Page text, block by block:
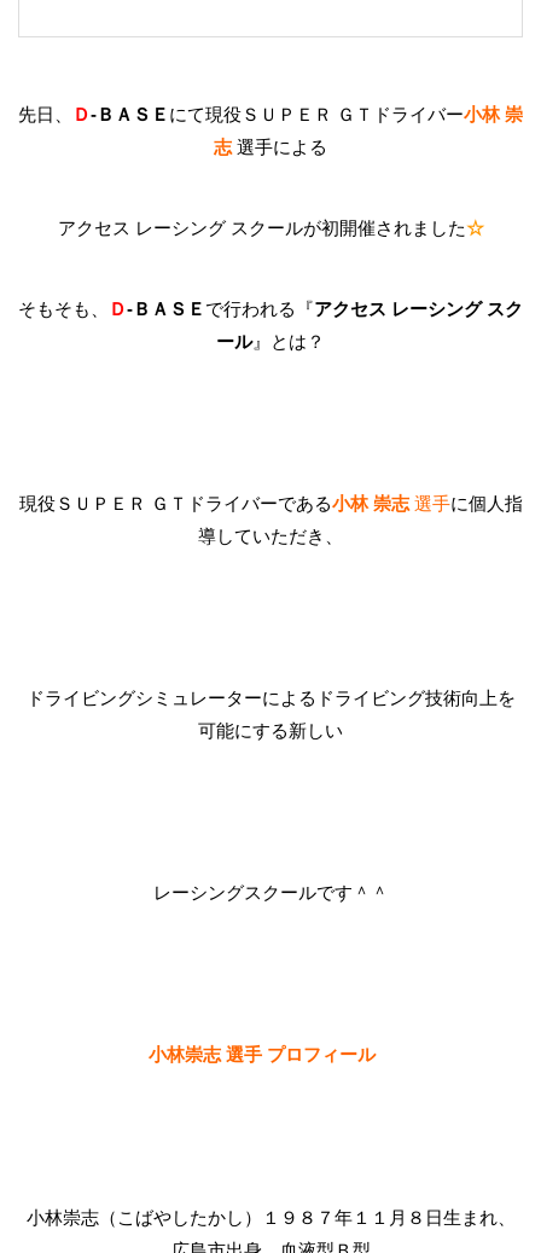
先日、 Ｄ-ＢＡＳＥ にて現役ＳＵＰＥＲ ＧＴドライバー小林 崇
志 選手による
アクセス レーシング スクールが初開催されました☆
そもそも、 Ｄ-ＢＡＳＥ で行われる『アクセス レーシング スク
ール』とは？
現役ＳＵＰＥＲ ＧＴドライバーである小林 崇志 選手に個人指
導していただき、
ドライビングシミュレーターによるドライビング技術向上を
可能にする新しい
レーシングスクールです＾＾
小林崇志 選手 プロフィール
小林崇志（こばやしたかし）１９８７年１１月８日生まれ、